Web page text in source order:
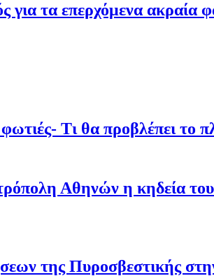
για τα επερχόμενα ακραία
Τι θα προβλέπει το
Αθηνών η κηδεία
της Πυροσβεστικής